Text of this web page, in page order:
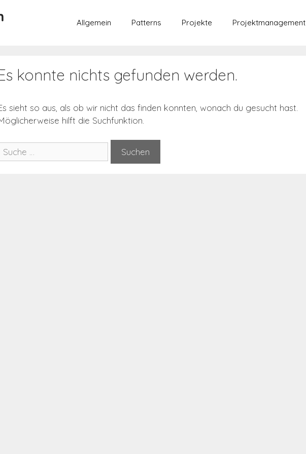
Allgemein Patterns Projekte Projektmanagement
konnte nichts gefunden werden.
sieht so aus, als ob wir nicht das finden konnten, wonach du gesucht hast.
hilft die Suchfunktion.